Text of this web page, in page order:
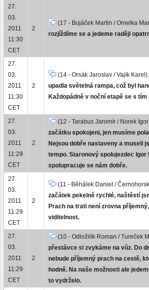
27.
03.
2011
11:30
CET
2
(17 - Bujáček Martin / Omelka
rozjíždíme se a jedeme raději
27.
03.
2011
11:30
CET
2
(14 - Orsák Jaroslav / Vajík Karel):
upadla světelná rampa, což byl
Každopádně v noční etapě se s
27.
03.
2011
11:29
CET
2
(12 - Tarabus Jaromír / Norek
začátku spokojeni, jen musíme
Nejsou dobře nastaveny a museli
tempo. Staronový spolujezdec Igor
spolupracuje se nám dobře.
27.
03.
2011
11:29
CET
2
(11 - Běhálek Daniel /
začátek pekelně rychlé, naštěstí
Prach na trati není zrovna
viditelnost.
27.
03.
2011
11:29
CET
2
(10 - Odložilík Roman / Tureček
přestávce si zvykáme na vůz. Do
nebude příjemný prach na cestě,
hodně. Na naše možnosti ale
to vydrželo.